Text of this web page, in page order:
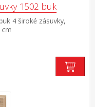
1502 buk
4 široké zásuvky,
cm